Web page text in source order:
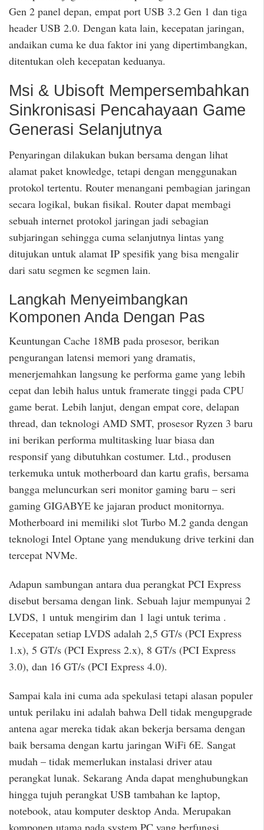
Gen 2 panel depan, empat port USB 3.2 Gen 1 dan tiga
header USB 2.0. Dengan kata lain, kecepatan jaringan,
andaikan cuma ke dua faktor ini yang dipertimbangkan,
ditentukan oleh kecepatan keduanya.
Msi & Ubisoft Mempersembahkan
Sinkronisasi Pencahayaan Game
Generasi Selanjutnya
Penyaringan dilakukan bukan bersama dengan lihat
alamat paket knowledge, tetapi dengan menggunakan
protokol tertentu. Router menangani pembagian jaringan
secara logikal, bukan fisikal. Router dapat membagi
sebuah internet protokol jaringan jadi sebagian
subjaringan sehingga cuma selanjutnya lintas yang
ditujukan untuk alamat IP spesifik yang bisa mengalir
dari satu segmen ke segmen lain.
Langkah Menyeimbangkan
Komponen Anda Dengan Pas
Keuntungan Cache 18MB pada prosesor, berikan
pengurangan latensi memori yang dramatis,
menerjemahkan langsung ke performa game yang lebih
cepat dan lebih halus untuk framerate tinggi pada CPU
game berat. Lebih lanjut, dengan empat core, delapan
thread, dan teknologi AMD SMT, prosesor Ryzen 3 baru
ini berikan performa multitasking luar biasa dan
responsif yang dibutuhkan costumer. Ltd., produsen
terkemuka untuk motherboard dan kartu grafis, bersama
bangga meluncurkan seri monitor gaming baru – seri
gaming GIGABYE ke jajaran product monitornya.
Motherboard ini memiliki slot Turbo M.2 ganda dengan
teknologi Intel Optane yang mendukung drive terkini dan
tercepat NVMe.
Adapun sambungan antara dua perangkat PCI Express
disebut bersama dengan link. Sebuah lajur mempunyai 2
LVDS, 1 untuk mengirim dan 1 lagi untuk terima .
Kecepatan setiap LVDS adalah 2,5 GT/s (PCI Express
1.x), 5 GT/s (PCI Express 2.x), 8 GT/s (PCI Express
3.0), dan 16 GT/s (PCI Express 4.0).
Sampai kala ini cuma ada spekulasi tetapi alasan populer
untuk perilaku ini adalah bahwa Dell tidak mengupgrade
antena agar mereka tidak akan bekerja bersama dengan
baik bersama dengan kartu jaringan WiFi 6E. Sangat
mudah – tidak memerlukan instalasi driver atau
perangkat lunak. Sekarang Anda dapat menghubungkan
hingga tujuh perangkat USB tambahan ke laptop,
notebook, atau komputer desktop Anda. Merupakan
komponen utama pada system PC yang berfungsi